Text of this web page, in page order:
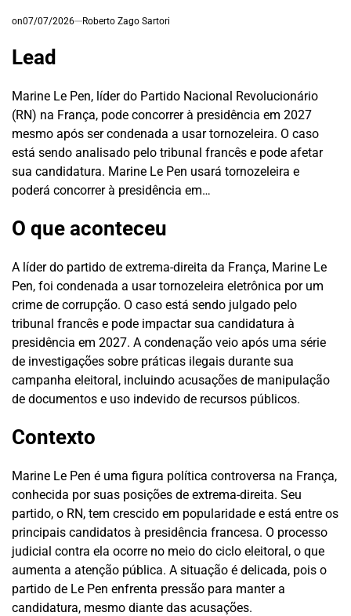
on07/07/2026 Roberto Zago Sartori
Lead
Marine Le Pen, líder do Partido Nacional Revolucionário
(RN) na França, pode concorrer à presidência em 2027
mesmo após ser condenada a usar tornozeleira. O caso
está sendo analisado pelo tribunal francês e pode afetar
sua candidatura. Marine Le Pen usará tornozeleira e
poderá concorrer à presidência em…
O que aconteceu
A líder do partido de extrema-direita da França, Marine Le
Pen, foi condenada a usar tornozeleira eletrônica por um
crime de corrupção. O caso está sendo julgado pelo
tribunal francês e pode impactar sua candidatura à
presidência em 2027. A condenação veio após uma série
de investigações sobre práticas ilegais durante sua
campanha eleitoral, incluindo acusações de manipulação
de documentos e uso indevido de recursos públicos.
Contexto
Marine Le Pen é uma figura política controversa na França,
conhecida por suas posições de extrema-direita. Seu
partido, o RN, tem crescido em popularidade e está entre os
principais candidatos à presidência francesa. O processo
judicial contra ela ocorre no meio do ciclo eleitoral, o que
aumenta a atenção pública. A situação é delicada, pois o
partido de Le Pen enfrenta pressão para manter a
candidatura, mesmo diante das acusações.